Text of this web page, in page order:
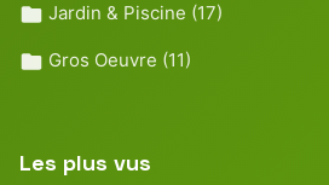
Jardin & Piscine (17)
Gros Oeuvre (11)
Les plus vus